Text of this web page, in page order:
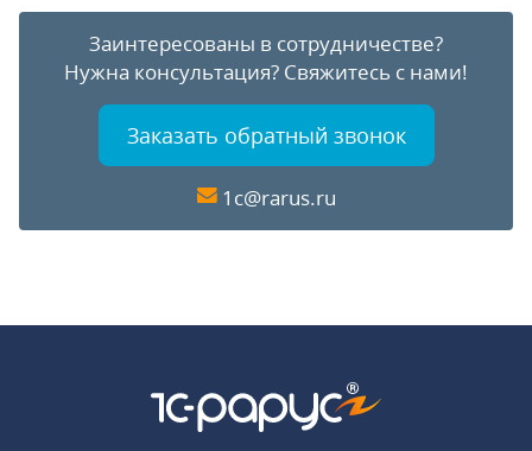
Заинтересованы в сотрудничестве?
Нужна консультация? Свяжитесь с нами!
Заказать обратный звонок
1c@rarus.ru